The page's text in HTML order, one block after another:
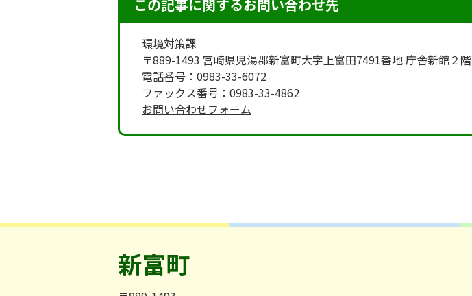
この記事に関するお問い合わせ先
環境対策課
〒889-1493 宮崎県児湯郡新富町大字上富田7491番地 庁舎新館２階
電話番号：0983-33-6072
ファックス番号：0983-33-4862
お問い合わせフォーム
新富町